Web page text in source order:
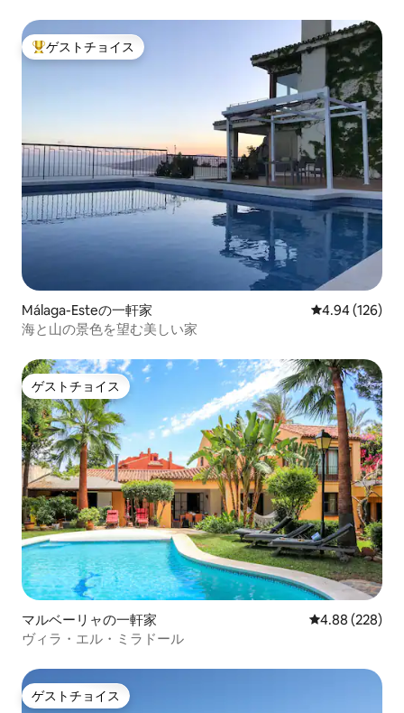
大好評のゲストチョイスです。
ゲストチョイス
Málaga-Esteの一軒家 レビュー126
4.94 (126)
海と山の景色を望む美しい家
ゲストチョイス
ゲストチョイス
マルベーリャの一軒家 レビュー228
4.88 (228)
ヴィラ・エル・ミラドール
ゲストチョイス
ゲストチョイス